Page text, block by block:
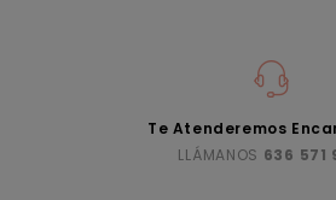
Te Atenderemos
LLÁMANOS 636 571